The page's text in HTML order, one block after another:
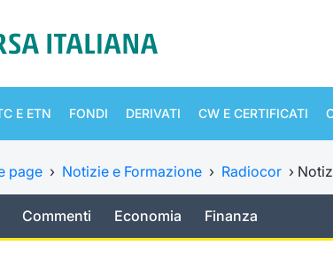
E ETN FONDI DERIVATI CW E CERTIFICATI
page › Notizie e Formazione › Radiocor ›
Commenti Economia Finanza